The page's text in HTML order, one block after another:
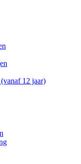
12 jaar)